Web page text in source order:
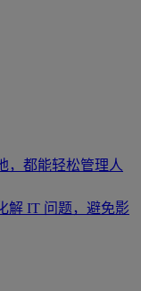
，都能轻松管理人
解 IT 问题，避免影